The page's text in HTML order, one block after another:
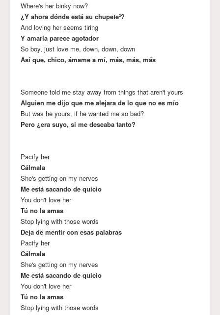
Where's her binky now?
¿Y ahora dónde está su chupete²?
And loving her seems tiring
Y amarla parece agotador
So boy, just love me, down, down, down
Así que, chico, ámame a mí, más, más, más
Someone told me stay away from things that aren't yours
Alguien me dijo que me alejara de lo que no es mío
But was he yours, if he wanted me so bad?
Pero ¿era suyo, si me deseaba tanto?
Pacify her
Cálmala
She's getting on my nerves
Me está sacando de quicio
You don't love her
Tú no la amas
Stop lying with those words
Deja de mentir con esas palabras
Pacify her
Cálmala
She's getting on my nerves
Me está sacando de quicio
You don't love her
Tú no la amas
Stop lying with those words